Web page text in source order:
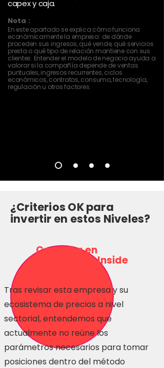
capex y caja.
Nota :
En este apartado se explica cómo funciona
económicamente la empresa: de dónde
proceden sus ingresos, qué vende, qué servicios
presta o qué tipo de relación mantiene con sus
clientes. Entender el modelo de negocio ayuda a
valorar si la compañía depende de ventas
puntuales, ingresos recurrentes, ciclos
económicos, contratos, consumo, tecnología,
regulación u otros factores.
¿Criterios OK para
invertir en estos Niveles?
Consulta en
Inversionas Inside
Tras revisar esta empresa y su
ecosistema de precios a nivel
sectorial, entendemos que
actualmente no reúne los
parámetros necesarios para tomar
posiciones dentro del método